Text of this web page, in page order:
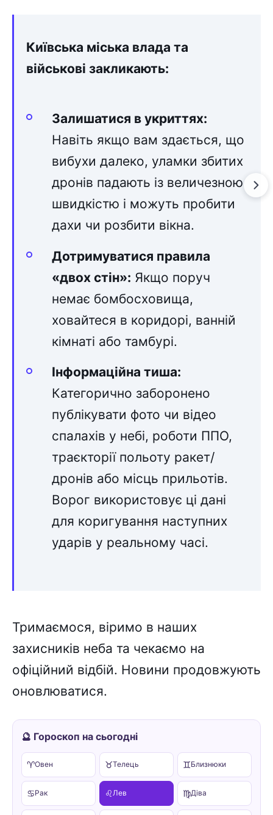
Київська міська влада та
військові закликають:
Залишатися в укриттях:
Навіть якщо вам здається, що
вибухи далеко, уламки збитих
дронів падають із величезною
швидкістю і можуть пробити
дахи чи розбити вікна.
Дотримуватися правила
«двох стін»: Якщо поруч
немає бомбосховища,
ховайтеся в коридорі, ванній
кімнаті або тамбурі.
Інформаційна тиша:
Категорично заборонено
публікувати фото чи відео
спалахів у небі, роботи ППО,
траєкторії польоту ракет/
дронів або місць прильотів.
Ворог використовує ці дані
для коригування наступних
ударів у реальному часі.
Тримаємося, віримо в наших
захисників неба та чекаємо на
офіційний відбій. Новини продовжують
оновлюватися.
🔮 Гороскоп на сьогодні
♈Овен ♉Телець ♊Близнюки
♋Рак ♌Лев ♍Діва